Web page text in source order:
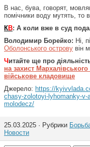
В нас, бува, говорят,
помічники воду мутять, то
КВ: А коли вже в суд
Володимир Борейко: Ні,
Оболонського острову він
Ч итайте ще про
на захист
військове кладовище
Джерело: https://
chasy-zolotoyi-lyhomanky-v-
molodecz/
25.03.2025 · Рубрики
Новости